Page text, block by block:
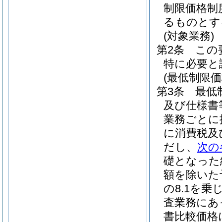
制限価格制
るものと
(対象業務)
第2条
この
特に必要
(最低制限
第3条
最低
及び仕様
業務ごと
に消費税
だし、 次
礎となっ
額を除いた
の8.1を乗
査業務に
書比較価